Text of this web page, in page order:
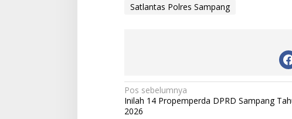
Satlantas Polres Sampang
Navigasi
pos
Pos sebelumnya
Inilah 14 Propemperda DPRD Sampang
2026